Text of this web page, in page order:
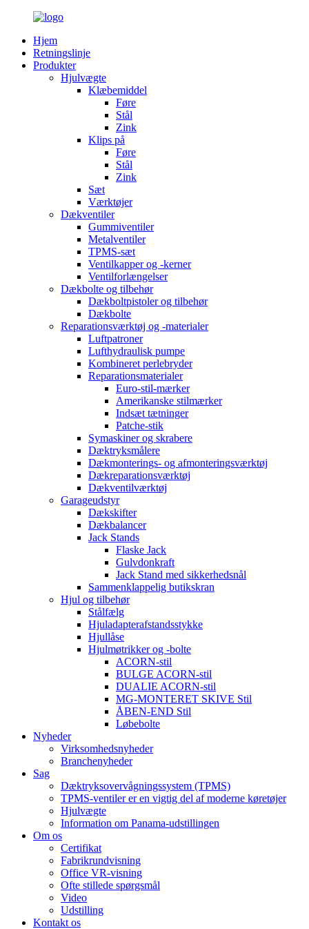
Hjem
Retningslinje
Produkter
Hjulvægte
Klæbemiddel
Føre
Stål
Zink
Klips på
Føre
Stål
Zink
Sæt
Værktøjer
Dækventiler
Gummiventiler
Metalventiler
TPMS-sæt
Ventilkapper og -kerner
Ventilforlængelser
Dækbolte og tilbehør
Dækboltpistoler og tilbehør
Dækbolte
Reparationsværktøj og -materialer
Luftpatroner
Lufthydraulisk pumpe
Kombineret perlebryder
Reparationsmaterialer
Euro-stil-mærker
Amerikanske stilmærker
Indsæt tætninger
Patche-stik
Symaskiner og skrabere
Dæktryksmålere
Dækmonterings- og afmonteringsværktøj
Dækreparationsværktøj
Dækventilværktøj
Garageudstyr
Dækskifter
Dækbalancer
Jack Stands
Flaske Jack
Gulvdonkraft
Jack Stand med sikkerhedsnål
Sammenklappelig butikskran
Hjul og tilbehør
Stålfælg
Hjuladapterafstandsstykke
Hjullåse
Hjulmøtrikker og -bolte
ACORN-stil
BULGE ACORN-stil
DUALIE ACORN-stil
MG-MONTERET SKIVE Stil
ÅBEN-END Stil
Løbebolte
Nyheder
Virksomhedsnyheder
Branchenyheder
Sag
Dæktryksovervågningssystem (TPMS)
TPMS-ventiler er en vigtig del af moderne køretøjer
Hjulvægte
Information om Panama-udstillingen
Om os
Certifikat
Fabrikrundvisning
Office VR-visning
Ofte stillede spørgsmål
Video
Udstilling
Kontakt os